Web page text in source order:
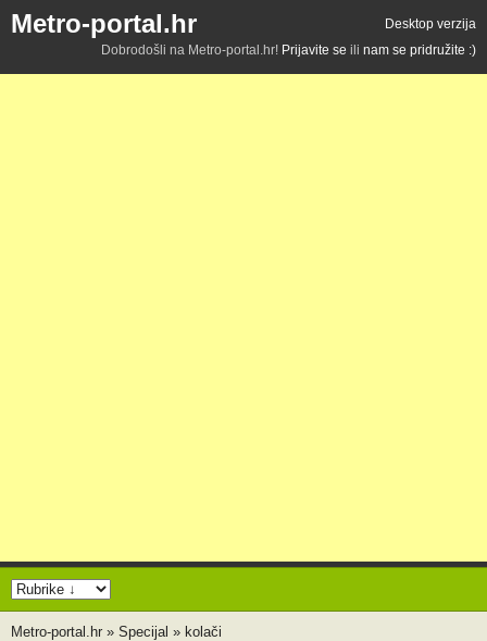
Metro-portal.hr
Desktop verzija
Dobrodošli na Metro-portal.hr! Prijavite se ili nam se pridružite :)
Metro-portal.hr » Specijal » kolači